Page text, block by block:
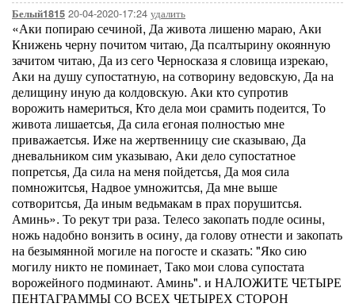
Белый1815 20-04-2020-17:24 удалить
«Аки попираю сечиной, Да живота лишеню мараю, Аки
Книжень черну почитом читаю, Да псалтырину окоянную
зачитом читаю, Да из сего Черносказа я словища изрекаю,
Аки на душу супостатную, на сотворину ведовскую, Да на
делищину иную да колдовскую. Аки кто супротив
ворожить намериться, Кто дела мои срамить подеится, То
живота лишаетсья, Да сила егоная полностью мне
приважаетсья. Иже на жертвенницу сие сказываю, Да
дневальником сим указываю, Аки дело супостатное
попретсья, Да сила на меня пойдетсья, Да моя сила
помножитсья, Надвое умножитсья, Да мне выше
сотворитсья, Да иным ведьмакам в прах порушитсья.
Аминь». То рекут три раза. Телесо закопать подле осины,
ножь надобно вонзить в осину, да голову отнести и закопать
на безымянной могиле на погосте и сказать: "Яко сию
могилу никто не поминает, Тако мои слова супостата
ворожейного подминают. Аминь". и НАЛОЖИТЕ ЧЕТЫРЕ
ПЕНТАГРАММЫ СО ВСЕХ ЧЕТЫРЕХ СТОРОН